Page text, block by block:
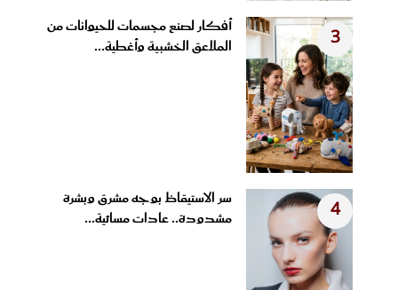
3
أفكار لصنع مجسمات للحيوانات من
الملاعق الخشبية وأغطية...
4
سر الاستيقاظ بوجه مشرق وبشرة
مشدودة.. عادات مسائية...